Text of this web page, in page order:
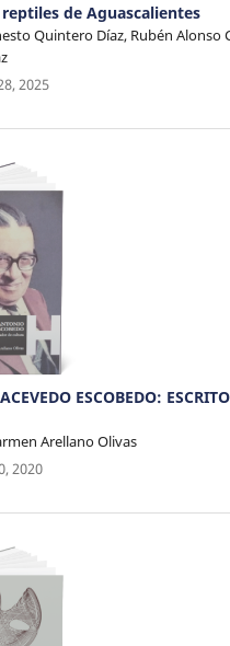
de Aguascalientes
Quintero Díaz, Rubén Alonso
2025
ESCOBEDO:
Arellano Olivas
2020